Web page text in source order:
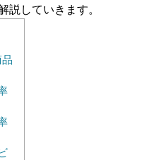
説していきます。